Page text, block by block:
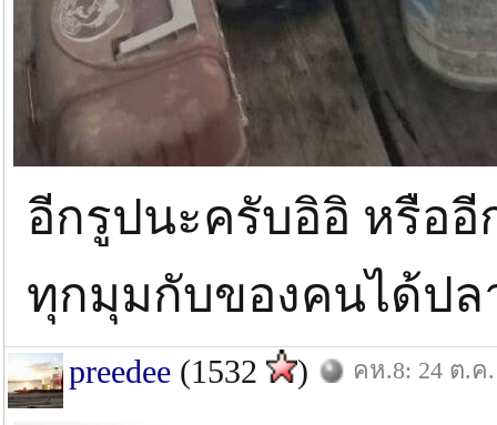
อีกรูปนะครับอิอิ หรือ
ทุกมุมกับของคนได้ป
preedee (1532 ) คห.8: 24 ต.ค.